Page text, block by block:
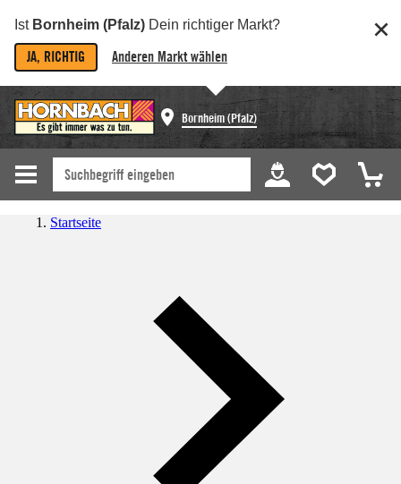
Ist Bornheim (Pfalz) Dein richtiger Markt?
JA, RICHTIG Anderen Markt wählen
Bornheim (Pfalz)
Startseite